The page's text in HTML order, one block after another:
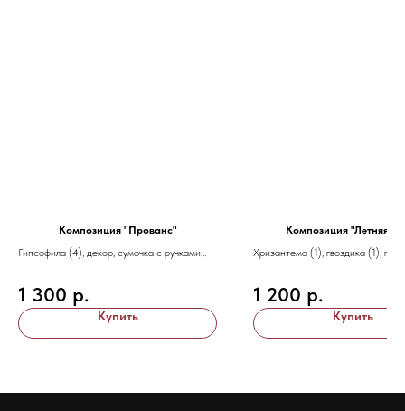
Композиция "Прованс"
Гипсофила (4), декор, сумочка с ручками
1 300 р.
Купить
Композиция "Летняя
Хризантема (1), гвоздика (1),
1 200 р.
Купить